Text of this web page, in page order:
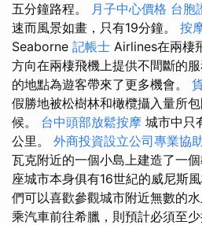
五分鐘路程。 月子中心價格 台胞
速而風景如畫，只有19分鐘。 按
Seaborne 記帳士 Airlines在兩棲
方向在兩棲飛機上提供不間斷的
的地點為遊客帶來了更多機會。
假勝地被松樹林和橄欖攝入量所
候。 台中頭部放鬆按摩 城市中只
公里。 外商投資設立公司專業協
瓦克附近的一個小島上建造了一個
座城市本身俱有16世紀的威尼斯風
們可以喜歡參觀城市附近無數的
乘汽車前往希臘，則預計必須至